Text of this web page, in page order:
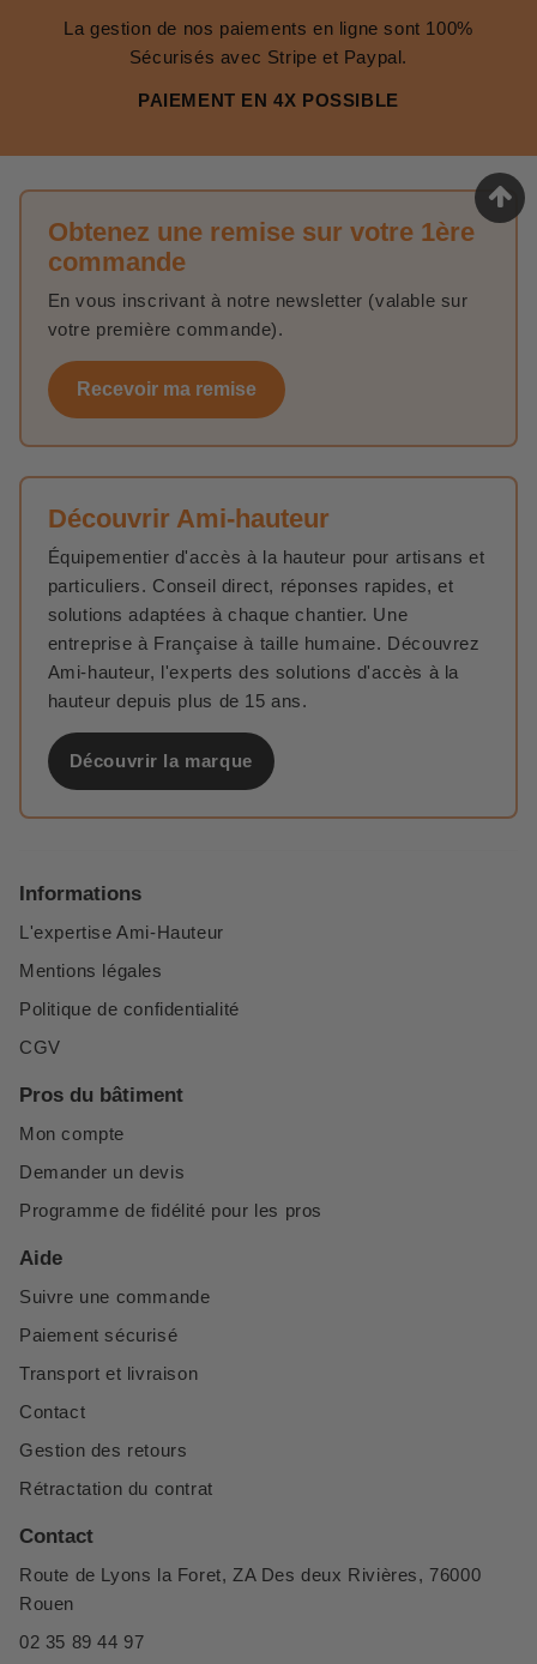
La gestion de nos paiements en ligne sont 100%
Sécurisés avec Stripe et Paypal.
PAIEMENT EN 4X POSSIBLE
Obtenez une remise sur votre 1ère
commande
En vous inscrivant à notre newsletter (valable sur
votre première commande).
Recevoir ma remise
Découvrir Ami-hauteur
Équipementier d'accès à la hauteur pour artisans et
particuliers. Conseil direct, réponses rapides, et
solutions adaptées à chaque chantier. Une
entreprise à Française à taille humaine. Découvrez
Ami-hauteur, l'experts des solutions d'accès à la
hauteur depuis plus de 15 ans.
Découvrir la marque
Informations
L'expertise Ami-Hauteur
Mentions légales
Politique de confidentialité
CGV
Pros du bâtiment
Mon compte
Demander un devis
Programme de fidélité pour les pros
Aide
Suivre une commande
Paiement sécurisé
Transport et livraison
Contact
Gestion des retours
Rétractation du contrat
Contact
Route de Lyons la Foret, ZA Des deux Rivières, 76000
Rouen
02 35 89 44 97